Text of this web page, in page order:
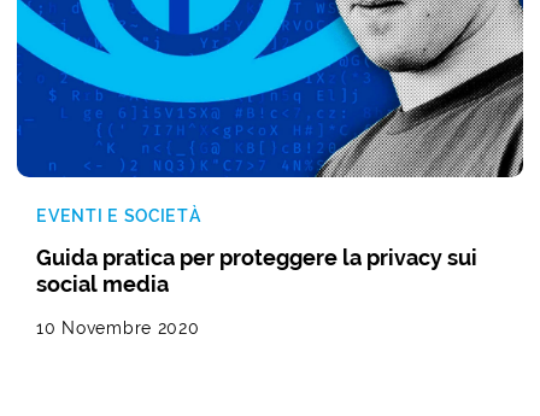
EVENTI E SOCIETÀ
Guida pratica per proteggere la privacy sui
social media
10 Novembre 2020